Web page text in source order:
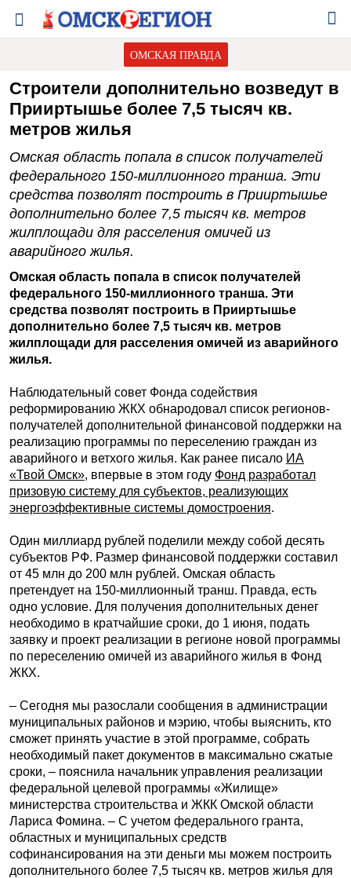
ОМСКАЯ ПРАВДА
Строители дополнительно возведут в
Прииртышье более 7,5 тысяч кв.
метров жилья
Омская область попала в список получателей
федерального 150-миллионного транша. Эти
средства позволят построить в Прииртышье
дополнительно более 7,5 тысяч кв. метров
жилплощади для расселения омичей из
аварийного жилья.
Омская область попала в список получателей
федерального 150-миллионного транша. Эти
средства позволят построить в Прииртышье
дополнительно более 7,5 тысяч кв. метров
жилплощади для расселения омичей из аварийного
жилья.
Наблюдательный совет Фонда содействия
реформированию ЖКХ обнародовал список регионов-
получателей дополнительной финансовой поддержки на
реализацию программы по переселению граждан из
аварийного и ветхого жилья. Как ранее писало ИА
«Твой Омск», впервые в этом году Фонд разработал
призовую систему для субъектов, реализующих
энергоэффективные системы домостроения.
Один миллиард рублей поделили между собой десять
субъектов РФ. Размер финансовой поддержки составил
от 45 млн до 200 млн рублей. Омская область
претендует на 150-миллионный транш. Правда, есть
одно условие. Для получения дополнительных денег
необходимо в кратчайшие сроки, до 1 июня, подать
заявку и проект реализации в регионе новой программы
по переселению омичей из аварийного жилья в Фонд
ЖКХ.
– Сегодня мы разослали сообщения в администрации
муниципальных районов и мэрию, чтобы выяснить, кто
сможет принять участие в этой программе, собрать
необходимый пакет документов в максимально сжатые
сроки, – пояснила начальник управления реализации
федеральной целевой программы «Жилище»
министерства строительства и ЖКК Омской области
Лариса Фомина. – С учетом федерального гранта,
областных и муниципальных средств
софинансирования на эти деньги мы можем построить
дополнительного более 7,5 тысяч кв. метров жилья для